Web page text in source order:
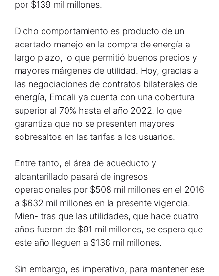
por $139 mil millones.
Dicho comportamiento es producto de un
acertado manejo en la compra de energía a
largo plazo, lo que permitió buenos precios y
mayores márgenes de utilidad. Hoy, gracias a
las negociaciones de contratos bilaterales de
energía, Emcali ya cuenta con una cobertura
superior al 70% hasta el año 2022, lo que
garantiza que no se presenten mayores
sobresaltos en las tarifas a los usuarios.
Entre tanto, el área de acueducto y
alcantarillado pasará de ingresos
operacionales por $508 mil millones en el 2016
a $632 mil millones en la presente vigencia.
Mien- tras que las utilidades, que hace cuatro
años fueron de $91 mil millones, se espera que
este año lleguen a $136 mil millones.
Sin embargo, es imperativo, para mantener ese